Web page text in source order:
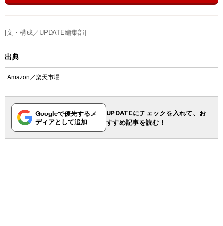
[文・構成／UPDATE編集部]
出典
Amazon ／楽天市場
Googleで優先するメ
ディアとして追加
UPDATEにチェックを入れて、お
すすめ記事を読む！